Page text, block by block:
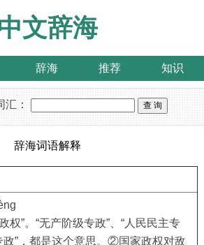
文辞海
辞海 推荐 知识
汇：
辞海词语解释
权”。“无产阶级专政”、“人民民主专
政”，都是这个意思。②国家政权对敌